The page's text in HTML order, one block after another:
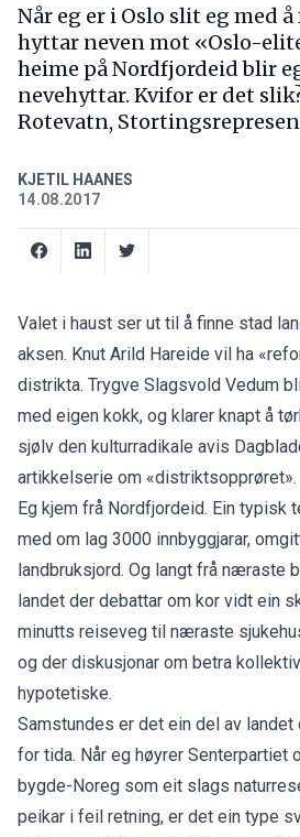
Når eg er i Oslo slit eg med
hyttar neven mot «Oslo-
heime på Nordfjordeid blir
nevehyttar. Kvifor er det
Rotevatn,
KJETIL HAANES
14.08.2017
Valet i haust ser ut til å finne stad
aksen. Knut Arild Hareide vil ha
distrikta. Trygve Slagsvold Vedum
med eigen kokk, og klarer knapt å
sjølv den kulturradikale avis
artikkelserie om «distriktsopprøret».
Eg kjem frå Nordfjordeid. Ein typisk
med om lag 3000 innbyggjarar,
landbruksjord. Og langt frå næraste
landet der debattar om kor vidt ein
minutts reiseveg til næraste
og der diskusjonar om betra
hypotetiske.
Samstundes er det ein del av
for tida. Når eg høyrer Senterpartiet
bygde-Noreg som eit slags
peikar i feil retning, er det ein type